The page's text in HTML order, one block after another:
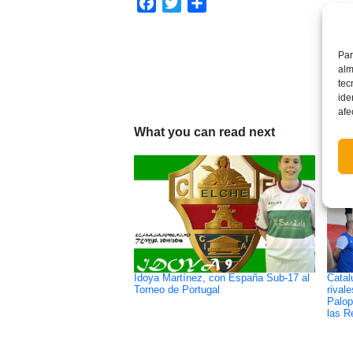
What you can read next
Idoya Martínez, con España Sub-17 al
Torneo de Portugal
las